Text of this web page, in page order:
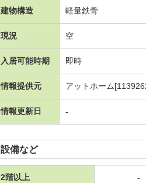
建物構造 軽量鉄骨
現況 空
入居可能時期 即時
情報提供元 アットホーム
情報更新日 -
設備など
2階以上 -